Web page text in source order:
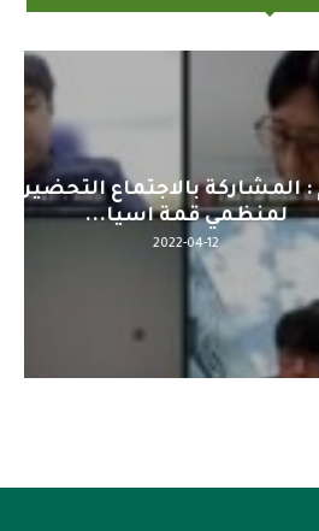
بالاجتماع التحضيري
قمة اسيا...